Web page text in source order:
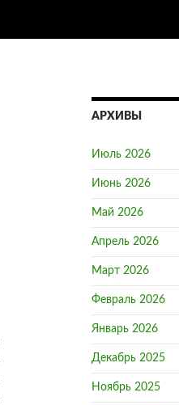
АРХИВЫ
Июль 2026
Июнь 2026
Май 2026
Апрель 2026
Март 2026
Февраль 2026
Январь 2026
Декабрь 2025
Ноябрь 2025